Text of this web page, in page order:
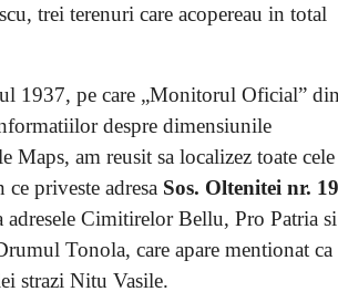
trei terenuri care acopereau in total
1937, pe care „Monitorul Oficial”
despre dimensiunile
am reusit sa localizez toate
priveste adresa Sos. Oltenitei nr.
adresele Cimitirelor Bellu, Pro Patria si
Tonola, care apare mentionat ca
strazi Nitu Vasile.